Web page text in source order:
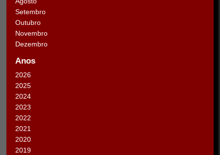
Setembro
Outubro
Novembro
Dezembro
Anos
2026
2025
2024
2023
2022
2021
2020
2019